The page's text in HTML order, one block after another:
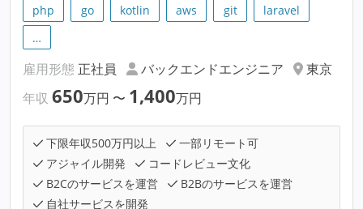
php go kotlin aws git
laravel
…
雇用形態 正社員 バックエンドエンジニア
東京
年収 650万円 〜 1,400万円
下限年収500万円以上
一部リモート可
アジャイル開発
コードレビュー文化
B2Cのサービスを運営
B2Bのサービスを運営
自社サービスを開発